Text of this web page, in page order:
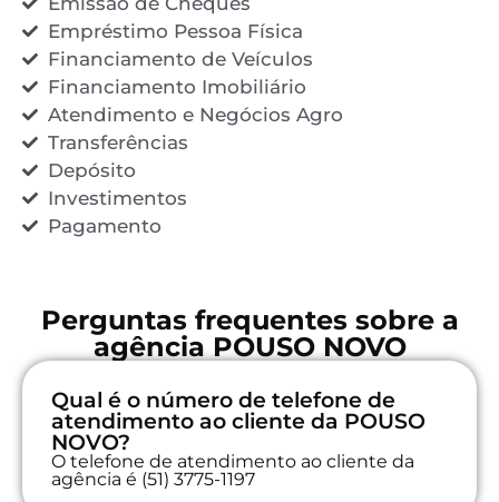
Empréstimo Pessoa Física
Financiamento de Veículos
Financiamento Imobiliário
Atendimento e Negócios Agro
Transferências
Depósito
Investimentos
Pagamento
Perguntas frequentes sobre a
agência POUSO NOVO
Qual é o número de telefone de
atendimento ao cliente da POUSO
NOVO?
O telefone de atendimento ao cliente da
agência é (51) 3775-1197